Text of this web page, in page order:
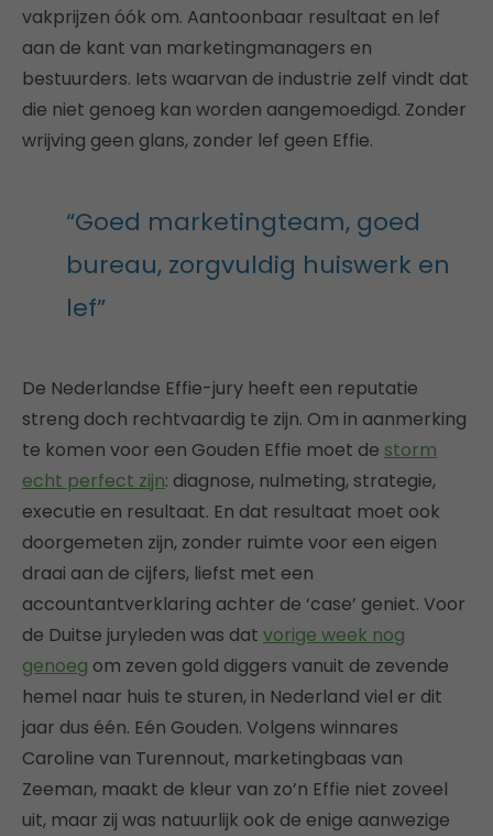
vakprijzen óók om. Aantoonbaar resultaat en lef
aan de kant van marketingmanagers en
bestuurders. Iets waarvan de industrie zelf vindt dat
die niet genoeg kan worden aangemoedigd. Zonder
wrijving geen glans, zonder lef geen Effie.
“Goed marketingteam, goed
bureau, zorgvuldig huiswerk en
lef”
De Nederlandse Effie-jury heeft een reputatie
streng doch rechtvaardig te zijn. Om in aanmerking
te komen voor een Gouden Effie moet de storm
echt perfect zijn: diagnose, nulmeting, strategie,
executie en resultaat. En dat resultaat moet ook
doorgemeten zijn, zonder ruimte voor een eigen
draai aan de cijfers, liefst met een
accountantverklaring achter de ‘case’ geniet. Voor
de Duitse juryleden was dat vorige week nog
genoeg om zeven gold diggers vanuit de zevende
hemel naar huis te sturen, in Nederland viel er dit
jaar dus één. Eén Gouden. Volgens winnares
Caroline van Turennout, marketingbaas van
Zeeman, maakt de kleur van zo’n Effie niet zoveel
uit, maar zij was natuurlijk ook de enige aanwezige